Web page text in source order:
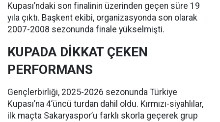
Kupası’ndaki son finalinin üzerinden geçen süre 19
yıla çıktı. Başkent ekibi, organizasyonda son olarak
2007-2008 sezonunda finale yükselmişti.
KUPADA DİKKAT ÇEKEN
PERFORMANS
Gençlerbirliği, 2025-2026 sezonunda Türkiye
Kupası’na 4’üncü turdan dahil oldu. Kırmızı-siyahlılar,
ilk maçta Sakaryaspor’u farklı skorla geçerek grup